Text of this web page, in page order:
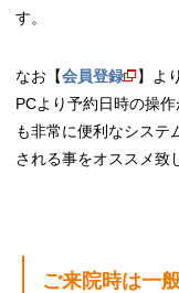
す。
なお【会員登録
】よ
PCより予約日時の操
も非常に便利なシステ
される事をオススメ致
ご来院時は一